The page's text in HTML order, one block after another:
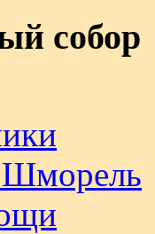
собор
Шморель